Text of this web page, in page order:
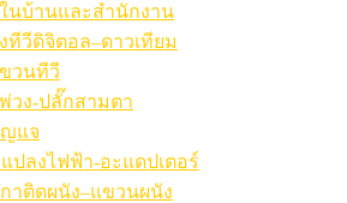
นบ้านและสำนักงาน
ทีวีดิจิตอล–ดาวเทียม
วนทีวี
วง-ปลั๊กสามตา
แจ
ปลงไฟฟ้า-อะแดปเตอร์
าติดผนัง–แขวนผนัง